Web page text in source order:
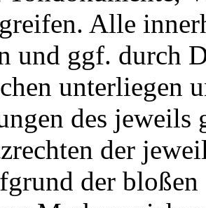
Alle
und ggf. durch
unterliegen
des jeweils
der
der